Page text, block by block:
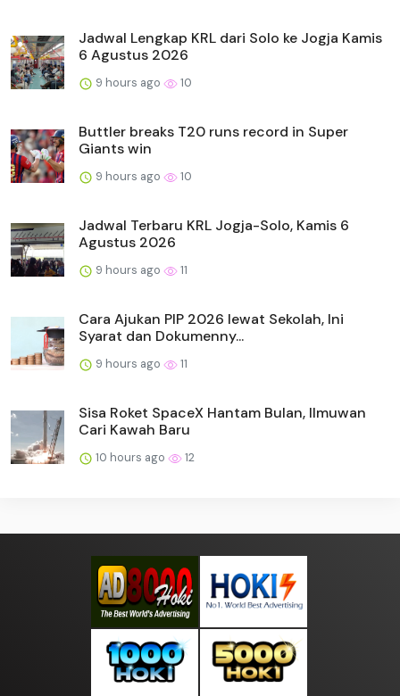
Jadwal Lengkap KRL dari Solo ke Jogja Kamis
6 Agustus 2026
9 hours ago 10
Buttler breaks T20 runs record in Super
Giants win
9 hours ago 10
Jadwal Terbaru KRL Jogja-Solo, Kamis 6
Agustus 2026
9 hours ago 11
Cara Ajukan PIP 2026 lewat Sekolah, Ini
Syarat dan Dokumenny...
9 hours ago 11
Sisa Roket SpaceX Hantam Bulan, Ilmuwan
Cari Kawah Baru
10 hours ago 12